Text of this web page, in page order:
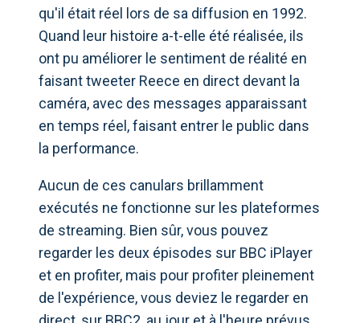
qu'il était réel lors de sa diffusion en 1992.
Quand leur histoire a-t-elle été réalisée, ils
ont pu améliorer le sentiment de réalité en
faisant tweeter Reece en direct devant la
caméra, avec des messages apparaissant
en temps réel, faisant entrer le public dans
la performance.
Aucun de ces canulars brillamment
exécutés ne fonctionne sur les plateformes
de streaming. Bien sûr, vous pouvez
regarder les deux épisodes sur BBC iPlayer
et en profiter, mais pour profiter pleinement
de l'expérience, vous deviez le regarder en